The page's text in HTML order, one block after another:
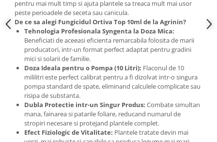
Diverse casa si gradina
Diverse depozitare
Echipament protectie gradina
Fir/Ata de legat
Foarfeci
Furtun / banda / tub
Motofierastrau / Drujba
Pila motofierastrau / drujba
Plantator
pentru mai mult timp si ajuta plantele sa treaca mult mai usor
peste perioadele de seceta sau canicula.
De ce sa alegi Fungicidul Ortiva Top 10ml de la Agrinin?
Tehnologia Profesionala Syngenta la Doza Mica:
Beneficiati de aceeasi eficienta remarcabila folosita de marii
producatori, intr-un format perfect adaptat pentru gradini
mici si solarii de familie.
Doza Ideala pentru o Pompa (10 Litri): Flaconul de 10
mililitri este perfect calibrat pentru a fi dizolvat intr-o singura
pompa standard de spate, eliminand calculele complicate sau
risipa de substanta.
Dubla Protectie intr-un Singur Produs: Combate simultan
mana, fainarea si patarile foliare, reducand numarul de
stropiri necesare si protejand plantele complet.
Efect Fiziologic de Vitalitate: Plantele tratate devin mai